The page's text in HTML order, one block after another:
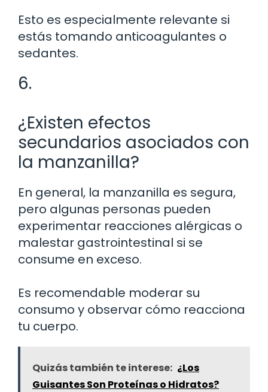
Esto es especialmente relevante si
estás tomando anticoagulantes o
sedantes.
6.
¿Existen efectos
secundarios asociados con
la manzanilla?
En general, la manzanilla es segura,
pero algunas personas pueden
experimentar reacciones alérgicas o
malestar gastrointestinal si se
consume en exceso.
Es recomendable moderar su
consumo y observar cómo reacciona
tu cuerpo.
Quizás también te interese: ¿Los
Guisantes Son Proteínas o Hidratos?